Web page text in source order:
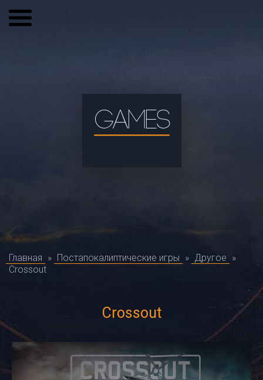
GAMES
Главная » Постапокалиптические игры » Другое »
Crossout
Crossout